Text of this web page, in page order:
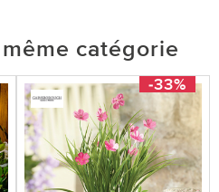
catégorie
-33%